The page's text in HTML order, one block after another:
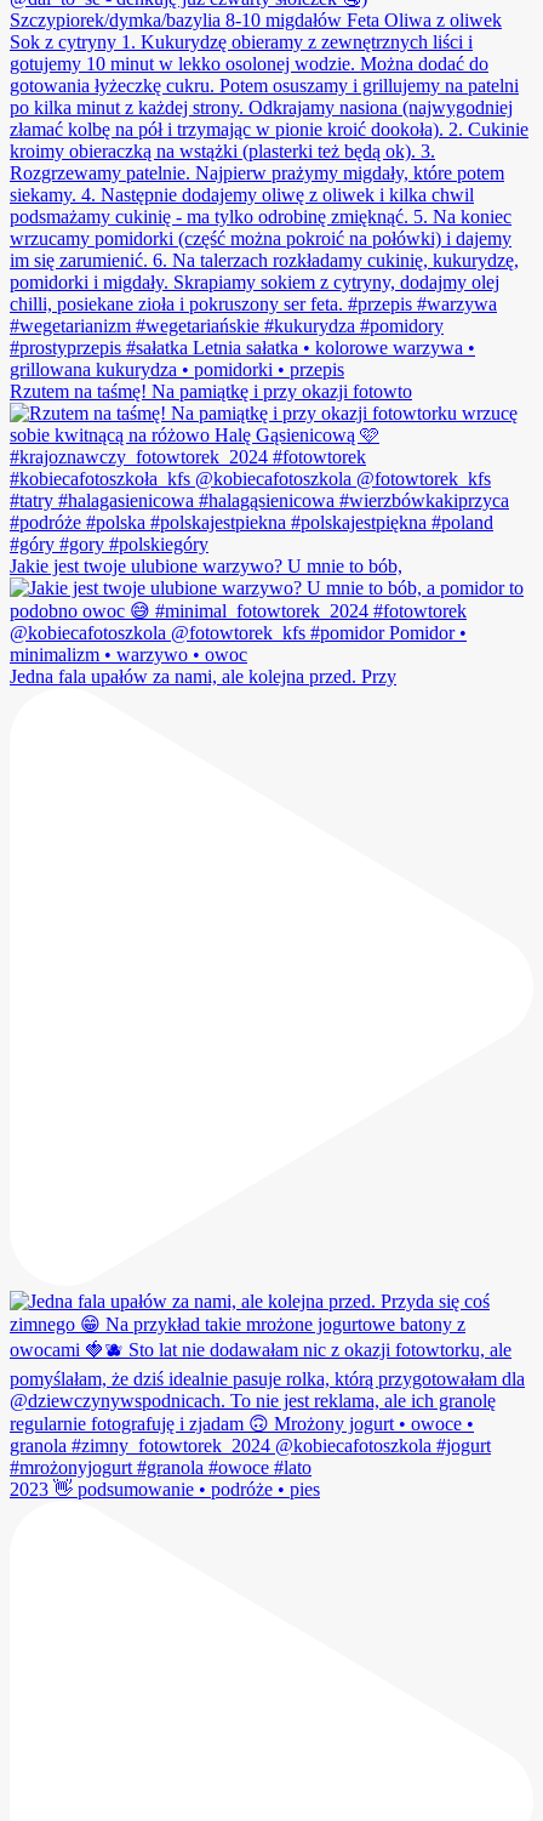
Rzutem na taśmę! Na pamiątkę i przy okazji fotowto
Jakie jest twoje ulubione warzywo? U mnie to bób,
Jedna fala upałów za nami, ale kolejna przed. Przy
2023 👋 podsumowanie • podróże • pies